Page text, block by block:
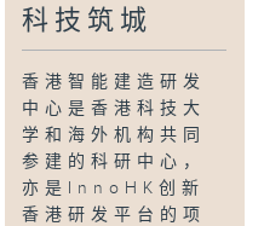
科技筑城
香港智能建造研发
中心是香港科技大
学和海外机构共同
参建的科研中心，
亦是InnoHK创新
香港研发平台的项